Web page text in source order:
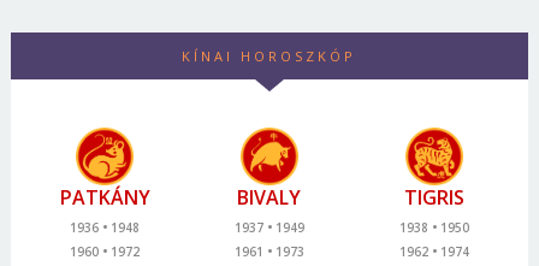
KÍNAI HOROSZKÓP
PATKÁNY
1936
1948
1960
1972
BIVALY
1937
1949
1961
1973
TIGRIS
1938
1950
1962
1974